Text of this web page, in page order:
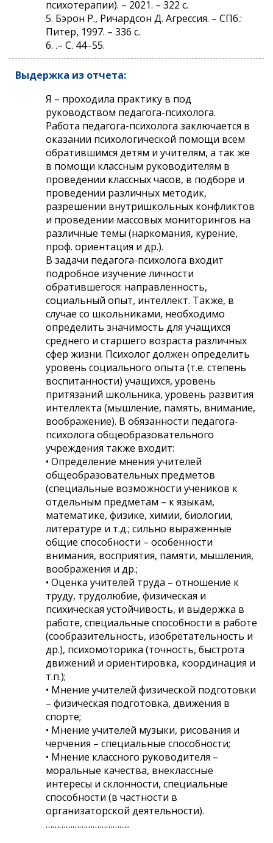
психотерапии). – 2021. – 322 с.
5. Бэрон Р., Ричардсон Д. Агрессия. – СПб.:
Питер, 1997. – 336 с.
6. .– С. 44–55.
Выдержка из отчета:
Я – проходила практику в под
руководством педагога-психолога.
Работа педагога-психолога заключается в
оказании психологической помощи всем
обратившимся детям и учителям, а так же
в помощи классным руководителям в
проведении классных часов, в подборе и
проведении различных методик,
разрешении внутришкольных конфликтов
и проведении массовых мониторингов на
различные темы (наркомания, курение,
проф. ориентация и др.).
В задачи педагога-психолога входит
подробное изучение личности
обратившегося: направленность,
социальный опыт, интеллект. Также, в
случае со школьниками, необходимо
определить значимость для учащихся
среднего и старшего возраста различных
сфер жизни. Психолог должен определить
уровень социального опыта (т.е. степень
воспитанности) учащихся, уровень
притязаний школьника, уровень развития
интеллекта (мышление, память, внимание,
воображение). В обязанности педагога-
психолога общеобразовательного
учреждения также входит:
• Определение мнения учителей
общеобразовательных предметов
(специальные возможности учеников к
отдельным предметам – к языкам,
математике, физике, химии, биологии,
литературе и т.д.; сильно выраженные
общие способности – особенности
внимания, восприятия, памяти, мышления,
воображения и др.;
• Оценка учителей труда – отношение к
труду, трудолюбие, физическая и
психическая устойчивость, и выдержка в
работе, специальные способности в работе
(сообразительность, изобретательность и
др.), психомоторика (точность, быстрота
движений и ориентировка, координация и
т.п.);
• Мнение учителей физической подготовки
– физическая подготовка, движения в
спорте;
• Мнение учителей музыки, рисования и
черчения – специальные способности;
• Мнение классного руководителя –
моральные качества, внеклассные
интересы и склонности, специальные
способности (в частности в
организаторской деятельности).
………………………………..